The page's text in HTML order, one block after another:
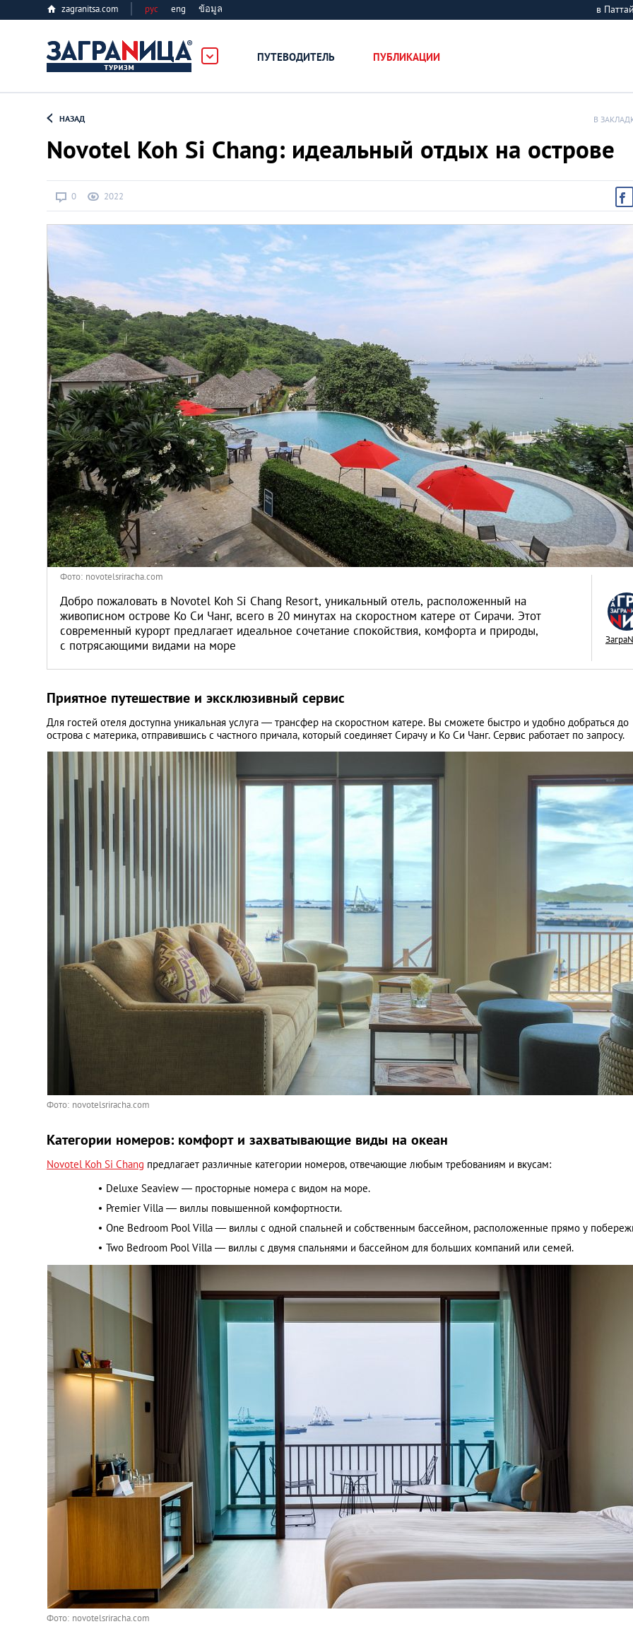
zagranitsa.com рус eng ข้อมูล в
ПУТЕВОДИТЕЛЬ ПУБЛИКАЦИИ
Алматы
Афины
Киев
Лондон
Лос-Анджелес
Москва
Париж
Паттайя
Пхукет
Санкт-Петербург
НАЗАД В
Novotel Koh Si Chang: идеальный отдых на острове
0 2022
Фото: novotelsriracha.com
Добро пожаловать в Novotel Koh Si Chang Resort, уникальный отель, расположенный на
живописном острове Ко Си Чанг, всего в 20 минутах на скоростном катере от Сирачи. Этот
современный курорт предлагает идеальное сочетание спокойствия, комфорта и природы,
с потрясающими видами на море
Приятное путешествие и эксклюзивный сервис
Для гостей отеля доступна уникальная услуга — трансфер на скоростном катере. Вы сможете быстро и удобно добраться до
острова с материка, отправившись с частного причала, который соединяет Сирачу и Ко Си Чанг. Сервис работает по запросу.
Фото: novotelsriracha.com
Категории номеров: комфорт и захватывающие виды на океан
Novotel Koh Si Chang предлагает различные категории номеров, отвечающие любым требованиям и вкусам:
Deluxe Seaview — просторные номера с видом на море.
Premier Villa — виллы повышенной комфортности.
One Bedroom Pool Villa — виллы с одной спальней и собственным бассейном, расположенные прямо у
Two Bedroom Pool Villa — виллы с двумя спальнями и бассейном для больших компаний или семей.
Фото: novotelsriracha.com
Рецепты тайских
отдаленных